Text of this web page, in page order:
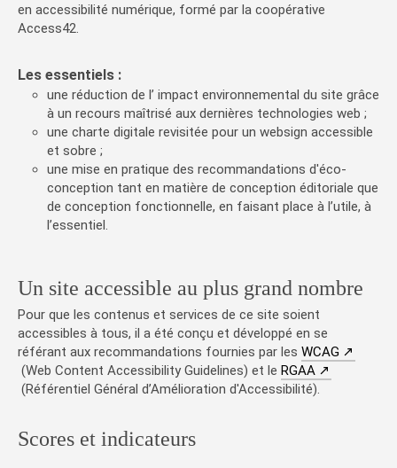
en accessibilité numérique, formé par la coopérative
Access42.
Les essentiels :
une réduction de l’ impact environnemental du site grâce
à un recours maîtrisé aux dernières technologies web ;
une charte digitale revisitée pour un websign accessible
et sobre ;
une mise en pratique des recommandations d'éco-
conception tant en matière de conception éditoriale que
de conception fonctionnelle, en faisant place à l’utile, à
l’essentiel.
Un site accessible au plus grand nombre
Pour que les contenus et services de ce site soient
accessibles à tous, il a été conçu et développé en se
référant aux recommandations fournies par les WCAG
(Web Content Accessibility Guidelines) et le RGAA (nouvelle
(Référentiel Général d’Amélioration d'Accessibilité).
Scores et indicateurs